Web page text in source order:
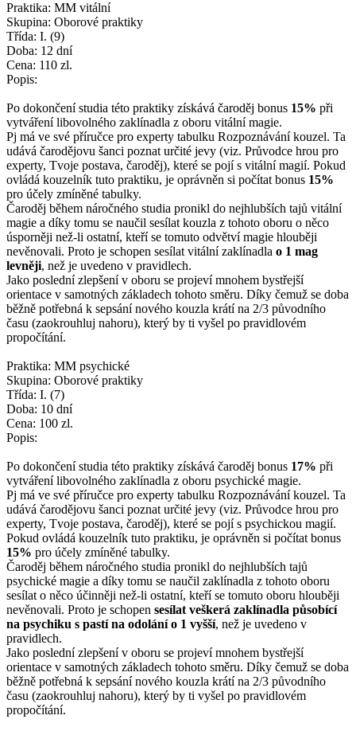
Praktika: MM vitální
Skupina: Oborové praktiky
Třída: I. (9)
Doba: 12 dní
Cena: 110 zl.
Popis:
Po dokončení studia této praktiky získává čaroděj bonus 15% při
vytváření libovolného zaklínadla z oboru vitální magie.
Pj má ve své příručce pro experty tabulku Rozpoznávání kouzel. Ta
udává čarodějovu šanci poznat určité jevy (viz. Průvodce hrou pro
experty, Tvoje postava, čaroděj), které se pojí s vitální magií. Pokud
ovládá kouzelník tuto praktiku, je oprávněn si počítat bonus 15%
pro účely zmíněné tabulky.
Čaroděj během náročného studia pronikl do nejhlubších tajů vitální
magie a díky tomu se naučil sesílat kouzla z tohoto oboru o něco
úsporněji než-li ostatní, kteří se tomuto odvětví magie hlouběji
nevěnovali. Proto je schopen sesílat vitální zaklínadla o 1 mag
levněji, než je uvedeno v pravidlech.
Jako poslední zlepšení v oboru se projeví mnohem bystřejší
orientace v samotných základech tohoto směru. Díky čemuž se doba
běžně potřebná k sepsání nového kouzla krátí na 2/3 původního
času (zaokrouhluj nahoru), který by ti vyšel po pravidlovém
propočítání.
Praktika: MM psychické
Skupina: Oborové praktiky
Třída: I. (7)
Doba: 10 dní
Cena: 100 zl.
Popis:
Po dokončení studia této praktiky získává čaroděj bonus 17% při
vytváření libovolného zaklínadla z oboru psychické magie.
Pj má ve své příručce pro experty tabulku Rozpoznávání kouzel. Ta
udává čarodějovu šanci poznat určité jevy (viz. Průvodce hrou pro
experty, Tvoje postava, čaroděj), které se pojí s psychickou magií.
Pokud ovládá kouzelník tuto praktiku, je oprávněn si počítat bonus
15% pro účely zmíněné tabulky.
Čaroděj během náročného studia pronikl do nejhlubších tajů
psychické magie a díky tomu se naučil zaklínadla z tohoto oboru
sesílat o něco účinněji než-li ostatní, kteří se tomuto oboru hlouběji
nevěnovali. Proto je schopen sesílat veškerá zaklínadla působící
na psychiku s pastí na odolání o 1 vyšší, než je uvedeno v
pravidlech.
Jako poslední zlepšení v oboru se projeví mnohem bystřejší
orientace v samotných základech tohoto směru. Díky čemuž se doba
běžně potřebná k sepsání nového kouzla krátí na 2/3 původního
času (zaokrouhluj nahoru), který by ti vyšel po pravidlovém
propočítání.